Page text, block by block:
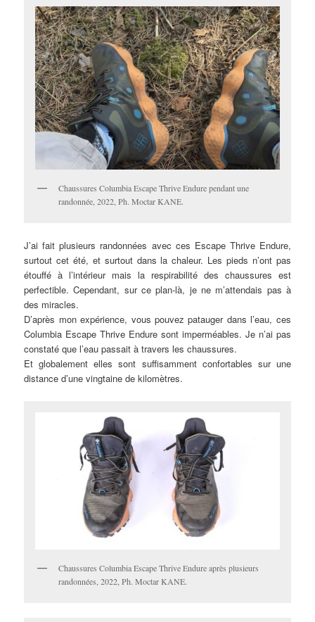
Chaussures Columbia Escape Thrive Endure pendant une
randonnée, 2022, Ph. Moctar KANE.
J’ai fait plusieurs randonnées avec ces Escape Thrive Endure,
surtout cet été, et surtout dans la chaleur. Les pieds n’ont pas
étouffé à l’intérieur mais la respirabilité des chaussures est
perfectible. Cependant, sur ce plan-là, je ne m’attendais pas à
des miracles.
D’après mon expérience, vous pouvez patauger dans l’eau, ces
Columbia Escape Thrive Endure sont imperméables. Je n’ai pas
constaté que l’eau passait à travers les chaussures.
Et globalement elles sont suffisamment confortables sur une
distance d’une vingtaine de kilomètres.
Chaussures Columbia Escape Thrive Endure après plusieurs
randonnées, 2022, Ph. Moctar KANE.